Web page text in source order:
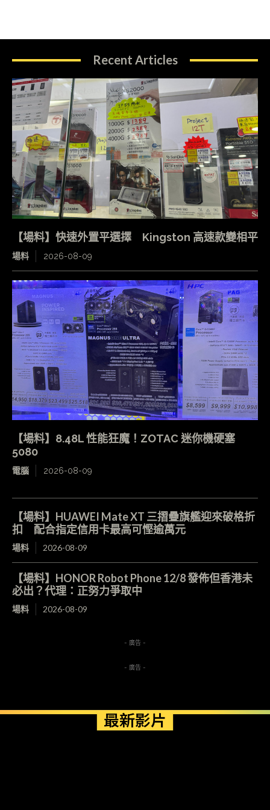
Recent Articles
【場料】快速外置平選擇 Kingston 高速款變相平
場料 2026-08-09
【場料】8.48L 性能狂魔！ZOTAC 迷你機硬塞
5080
電腦 2026-08-09
【場料】HUAWEI Mate XT 三摺疊旗艦迎來破格折
扣 配合指定信用卡最高可慳逾萬元
場料 2026-08-09
【場料】HONOR Robot Phone 12/8 發佈但香港未
必出？代理：正努力爭取中
場料 2026-08-09
- 廣告 -
- 廣告 -
最新影片